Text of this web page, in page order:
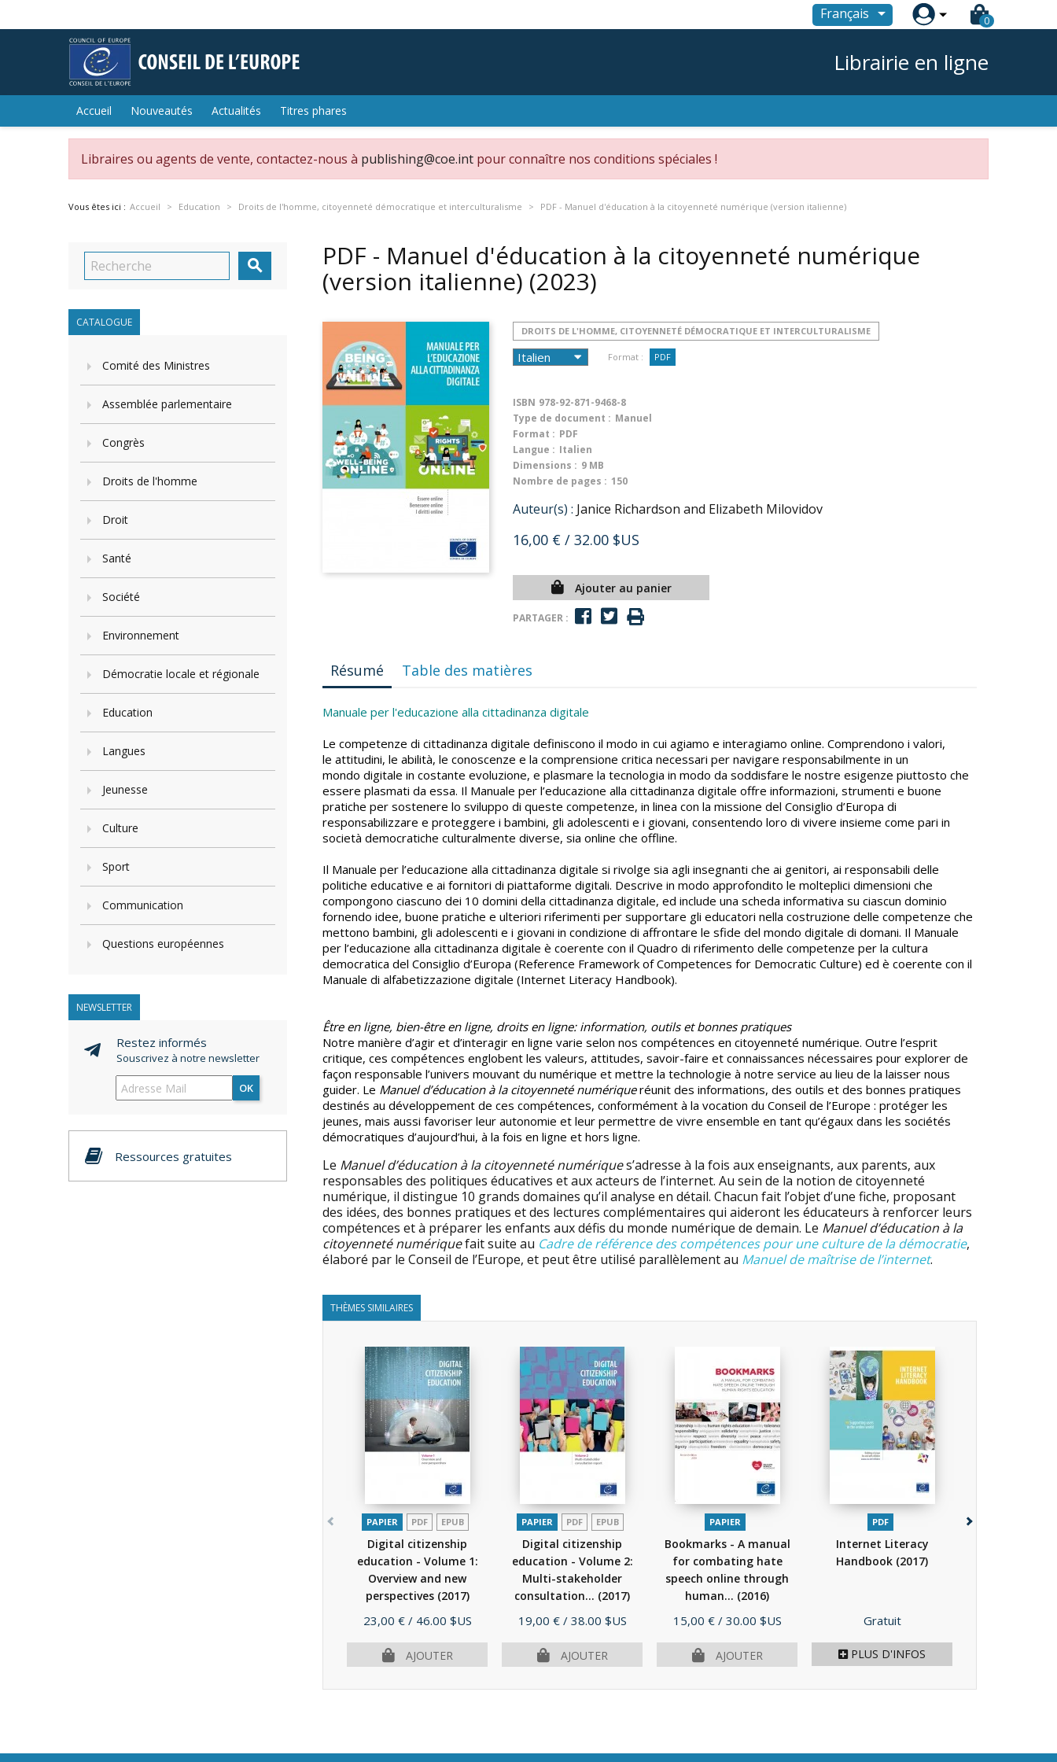
Français  0
Librairie en ligne
Accueil Nouveautés Actualités Titres phares
Libraires ou agents de vente, contactez-nous à publishing@coe.int pour connaître nos conditions spéciales !
Vous êtes ici : Accueil Education Droits de l'homme, citoyenneté démocratique et interculturalisme PDF - Manuel d'éducation à la citoyenneté numérique (version italienne)

CATALOGUE
Comité des Ministres
Assemblée parlementaire
Congrès
Droits de l'homme
Droit
Santé
Société
Environnement
Démocratie locale et régionale
Education
Langues
Jeunesse
Culture
Sport
Communication
Questions européennes
NEWSLETTER
Restez informés
Souscrivez à notre newsletter
OK
Ressources gratuites
PDF - Manuel d'éducation à la citoyenneté numérique
(version italienne) (2023)
DROITS DE L'HOMME, CITOYENNETÉ DÉMOCRATIQUE ET INTERCULTURALISME
Format : PDF
ISBN 978-92-871-9468-8
Type de document : Manuel
Format : PDF
Langue : Italien
Dimensions : 9 MB
Nombre de pages : 150
Auteur(s) : Janice Richardson and Elizabeth Milovidov
16,00 € / 32.00 $US
Ajouter au panier
PARTAGER :
Résumé Table des matières
Manuale per l'educazione alla cittadinanza digitale
Le competenze di cittadinanza digitale definiscono il modo in cui agiamo e interagiamo online. Comprendono i valori,
le attitudini, le abilità, le conoscenze e la comprensione critica necessari per navigare responsabilmente in un
mondo digitale in costante evoluzione, e plasmare la tecnologia in modo da soddisfare le nostre esigenze piuttosto che
essere plasmati da essa. Il Manuale per l’educazione alla cittadinanza digitale offre informazioni, strumenti e buone
pratiche per sostenere lo sviluppo di queste competenze, in linea con la missione del Consiglio d’Europa di
responsabilizzare e proteggere i bambini, gli adolescenti e i giovani, consentendo loro di vivere insieme come pari in
società democratiche culturalmente diverse, sia online che offline.
Il Manuale per l’educazione alla cittadinanza digitale si rivolge sia agli insegnanti che ai genitori, ai responsabili delle
politiche educative e ai fornitori di piattaforme digitali. Descrive in modo approfondito le molteplici dimensioni che
compongono ciascuno dei 10 domini della cittadinanza digitale, ed include una scheda informativa su ciascun dominio
fornendo idee, buone pratiche e ulteriori riferimenti per supportare gli educatori nella costruzione delle competenze che
mettono bambini, gli adolescenti e i giovani in condizione di affrontare le sfide del mondo digitale di domani. Il Manuale
per l’educazione alla cittadinanza digitale è coerente con il Quadro di riferimento delle competenze per la cultura
democratica del Consiglio d’Europa (Reference Framework of Competences for Democratic Culture) ed è coerente con il
Manuale di alfabetizzazione digitale (Internet Literacy Handbook).
Être en ligne, bien-être en ligne, droits en ligne: information, outils et bonnes pratiques
Notre manière d’agir et d’interagir en ligne varie selon nos compétences en citoyenneté numérique. Outre l’esprit
critique, ces compétences englobent les valeurs, attitudes, savoir-faire et connaissances nécessaires pour explorer de
façon responsable l’univers mouvant du numérique et mettre la technologie à notre service au lieu de la laisser nous
guider. Le Manuel d’éducation à la citoyenneté numériqueréunit des informations, des outils et des bonnes pratiques
destinés au développement de ces compétences, conformément à la vocation du Conseil de l’Europe : protéger les
jeunes, mais aussi favoriser leur autonomie et leur permettre de vivre ensemble en tant qu’égaux dans les sociétés
démocratiques d’aujourd’hui, à la fois en ligne et hors ligne.
Le Manuel d’éducation à la citoyenneté numériques’adresse à la fois aux enseignants, aux parents, aux
responsables des politiques éducatives et aux acteurs de l’internet. Au sein de la notion de citoyenneté
numérique, il distingue 10 grands domaines qu’il analyse en détail. Chacun fait l’objet d’une fiche, proposant
des idées, des bonnes pratiques et des lectures complémentaires qui aideront les éducateurs à renforcer leurs
compétences et à préparer les enfants aux défis du monde numérique de demain. Le Manuel d’éducation à la
citoyenneté numériquefait suite au Cadre de référence des compétences pour une culture de la démocratie,
élaboré par le Conseil de l’Europe, et peut être utilisé parallèlement au Manuel de maîtrise de l’internet.
THÈMES SIMILAIRES
PAPIER PDF EPUB
Digital citizenship
education - Volume 1:
Overview and new
perspectives (2017)
Prix
23,00 € / 46.00 $US
AJOUTER
PAPIER PDF EPUB
Digital citizenship
education - Volume 2:
Multi-stakeholder
consultation... (2017)
Prix
19,00 € / 38.00 $US
AJOUTER
PAPIER
Bookmarks - A manual
for combating hate
speech online through
human... (2016)
Prix
15,00 € / 30.00 $US
AJOUTER
PDF
Internet Literacy
Handbook (2017)
Prix
Gratuit
PLUS D'INFOS